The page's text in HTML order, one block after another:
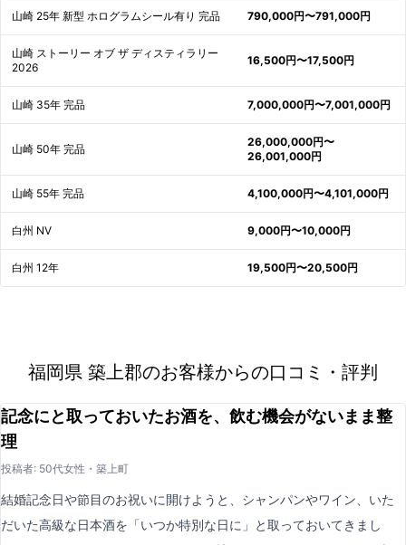
山崎 25年 新型 ホログラムシール有り 完品 790,000円〜791,000円
山崎 ストーリー オブ ザ ディスティラリー
2026
16,500円〜17,500円
山崎 35年 完品 7,000,000円〜7,001,000円
山崎 50年 完品
26,000,000円〜
26,001,000円
山崎 55年 完品 4,100,000円〜4,101,000円
白州 NV 9,000円〜10,000円
白州 12年 19,500円〜20,500円
福岡県 築上郡のお客様からの口コミ・評判
記念にと取っておいたお酒を、飲む機会がないまま整
理
投稿者: 50代女性・築上町
結婚記念日や節目のお祝いに開けようと、シャンパンやワイン、いた
だいた高級な日本酒を「いつか特別な日に」と取っておいてきまし